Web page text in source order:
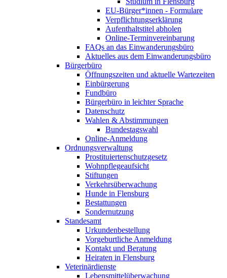
EU-Bürger*innen - Formulare
Verpflichtungserklärung
Aufenthaltstitel abholen
Online-Terminvereinbarung
FAQs an das Einwanderungsbüro
Aktuelles aus dem Einwanderungsbüro
Bürgerbüro
Öffnungszeiten und aktuelle Wartezeiten
Einbürgerung
Fundbüro
Bürgerbüro in leichter Sprache
Datenschutz
Wahlen & Abstimmungen
Bundestagswahl
Online-Anmeldung
Ordnungsverwaltung
Prostituiertenschutzgesetz
Wohnpflegeaufsicht
Stiftungen
Verkehrsüberwachung
Hunde in Flensburg
Bestattungen
Sondernutzung
Standesamt
Urkundenbestellung
Vorgeburtliche Anmeldung
Kontakt und Beratung
Heiraten in Flensburg
Veterinärdienste
Lebensmittelüberwachung